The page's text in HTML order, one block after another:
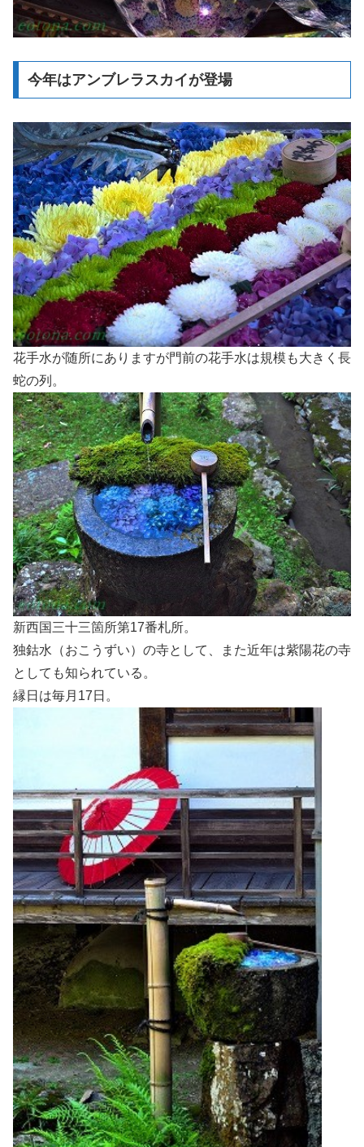
今年はアンブレラスカイが登場
花手水が随所にありますが門前の花手水は規模も大きく長
蛇の列。
新西国三十三箇所第17番札所。
独鈷水（おこうずい）の寺として、また近年は紫陽花の寺
としても知られている。
縁日は毎月17日。